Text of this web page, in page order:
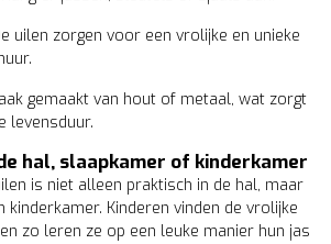
uilen zorgen voor een vrolijke en unieke
gemaakt van hout of metaal, wat zorgt
levensduur.
hal, slaapkamer of kinderkamer
is niet alleen praktisch in de hal, maar
kinderkamer. Kinderen vinden de vrolijke
zo leren ze op een leuke manier hun jas